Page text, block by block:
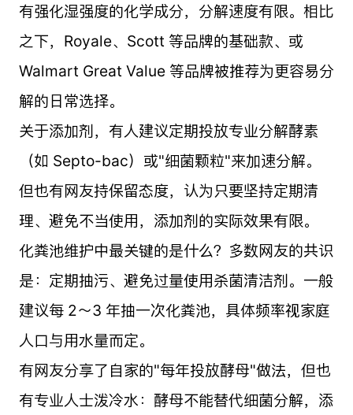
有强化湿强度的化学成分，分解速度有限。相比
之下，Royale、Scott 等品牌的基础款、或
Walmart Great Value 等品牌被推荐为更容易分
解的日常选择。
关于添加剂，有人建议定期投放专业分解酵素
（如 Septo-bac）或"细菌颗粒"来加速分解。
但也有网友持保留态度，认为只要坚持定期清
理、避免不当使用，添加剂的实际效果有限。
化粪池维护中最关键的是什么？多数网友的共识
是：定期抽污、避免过量使用杀菌清洁剂。一般
建议每 2～3 年抽一次化粪池，具体频率视家庭
人口与用水量而定。
有网友分享了自家的"每年投放酵母"做法，但也
有专业人士泼冷水：酵母不能替代细菌分解，添